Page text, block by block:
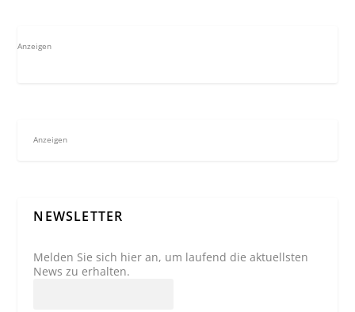
Anzeigen
Anzeigen
NEWSLETTER
Melden Sie sich hier an, um laufend die aktuellsten
News zu erhalten.